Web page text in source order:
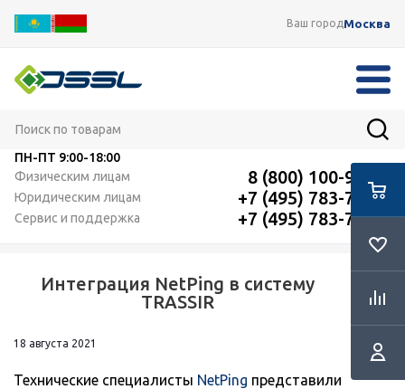
Ваш городМосква
ПН-ПТ 9:00-18:00
Физическим лицам
8 (800) 100-91-12
Юридическим лицам +7 (495) 783-72-87
Сервис и поддержка +7 (495) 783-72-87
Интеграция NetPing в систему
TRASSIR
RSS
18 августа 2021
Технические специалисты NetPing представили